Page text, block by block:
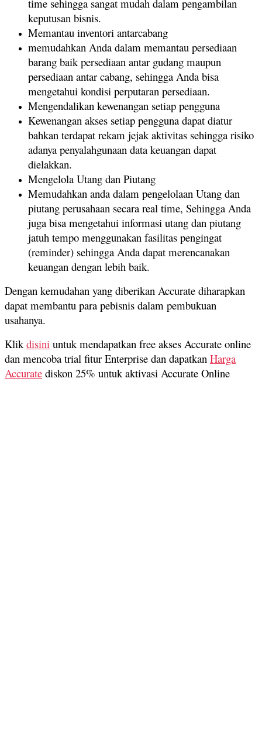
time sehingga sangat mudah dalam pengambilan
keputusan bisnis.
Memantau inventori antarcabang
memudahkan Anda dalam memantau persediaan
barang baik persediaan antar gudang maupun
persediaan antar cabang, sehingga Anda bisa
mengetahui kondisi perputaran persediaan.
Mengendalikan kewenangan setiap pengguna
Kewenangan akses setiap pengguna dapat diatur
bahkan terdapat rekam jejak aktivitas sehingga risiko
adanya penyalahgunaan data keuangan dapat
dielakkan.
Mengelola Utang dan Piutang
Memudahkan anda dalam pengelolaan Utang dan
piutang perusahaan secara real time, Sehingga Anda
juga bisa mengetahui informasi utang dan piutang
jatuh tempo menggunakan fasilitas pengingat
(reminder) sehingga Anda dapat merencanakan
keuangan dengan lebih baik.
Dengan kemudahan yang diberikan Accurate diharapkan
dapat membantu para pebisnis dalam pembukuan
usahanya.
Klik disini untuk mendapatkan free akses Accurate online
dan mencoba trial fitur Enterprise dan dapatkan Harga
Accurate diskon 25% untuk aktivasi Accurate Online